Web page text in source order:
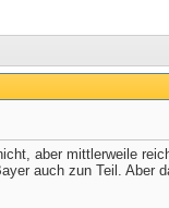
aber mittlerweile
auch zun Teil. Aber